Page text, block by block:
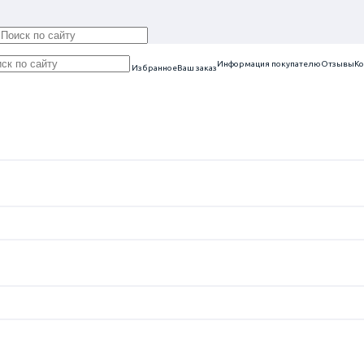
ИзбранноеВаш заказИнформация покупателюОтзывы